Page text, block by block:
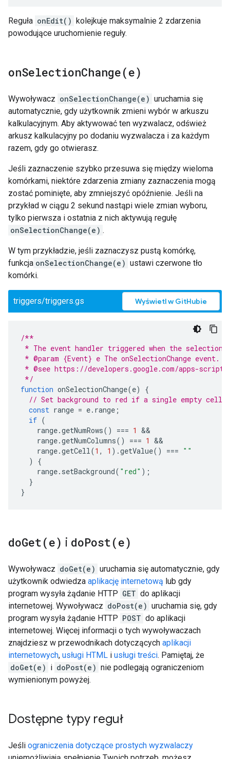
Reguła onEdit() kolejkuje maksymalnie 2 zdarzenia
powodujące uruchomienie reguły.
onSelectionChange(e)
Wywoływacz onSelectionChange(e) uruchamia się
automatycznie, gdy użytkownik zmieni wybór w arkuszu
kalkulacyjnym. Aby aktywować ten wyzwalacz, odśwież
arkusz kalkulacyjny po dodaniu wyzwalacza i za każdym
razem, gdy go otwierasz.
Jeśli zaznaczenie szybko przesuwa się między wieloma
komórkami, niektóre zdarzenia zmiany zaznaczenia mogą
zostać pominięte, aby zmniejszyć opóźnienie. Jeśli na
przykład w ciągu 2 sekund nastąpi wiele zmian wyboru,
tylko pierwsza i ostatnia z nich aktywują regułę
onSelectionChange(e) .
W tym przykładzie, jeśli zaznaczysz pustą komórkę,
funkcja onSelectionChange(e) ustawi czerwone tło
komórki.
triggers/triggers.gs Wyświetl w GitHubie
/**
* The event handler triggered when the selection
* @param {Event} e The onSelectionChange event.
* @see https://developers.google.com/apps-
*/
function onSelectionChange(e)
{
// Set background to red if a single empty cell
const range = e. range ;
if (
range.getNumRows() === 1
range.getNumColumns() === 1
range.getCell(1 , 1 ).getValue() === ""
)
{
range. setBackground( "red" );
}
}
doGet(e) i doPost(e)
Wywoływacz doGet(e) uruchamia się automatycznie, gdy
użytkownik odwiedza aplikację internetową lub gdy
program wysyła żądanie HTTP GET do aplikacji
internetowej. Wywoływacz doPost(e) uruchamia się, gdy
program wysyła żądanie HTTP POST do aplikacji
internetowej. Więcej informacji o tych wywoływaczach
znajdziesz w przewodnikach dotyczących aplikacji
internetowych, usługi HTML i usługi treści. Pamiętaj, że
doGet(e) i doPost(e) nie podlegają ograniczeniom
wymienionym powyżej.
Dostępne typy reguł
Jeśli ograniczenia dotyczące prostych wyzwalaczy